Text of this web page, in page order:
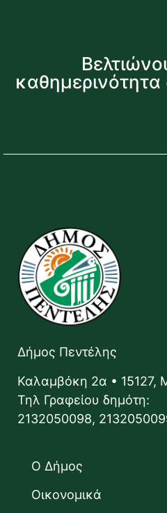
Δήμος Πεντέλης
Καλαμβόκη 2α • 15127,
Τηλ Γραφείου δημότη:
2132050098,
Ο Δήμος
Οικονομικά